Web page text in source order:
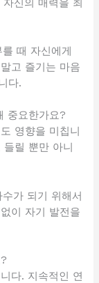
때 자신에게
고 즐기는 마음
다.
중요한가요?
영향을 미칩니
릴 뿐만 아니
가 되기 위해서
이 자기 발전을
다. 지속적인 연